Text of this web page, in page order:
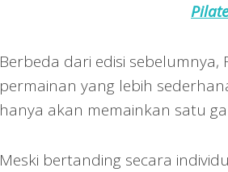
Berbeda dari edisi
permainan yang lebih
hanya akan memainkan satu
Meski bertanding secara